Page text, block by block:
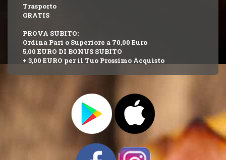
Trasporto
GRATIS
PROVA SUBITO:
Ordina Pari o Superiore a 70,00 Euro
5,00 EURO DI BONUS SUBITO
+ 3,00 EURO per il Tuo Prossimo Acquisto